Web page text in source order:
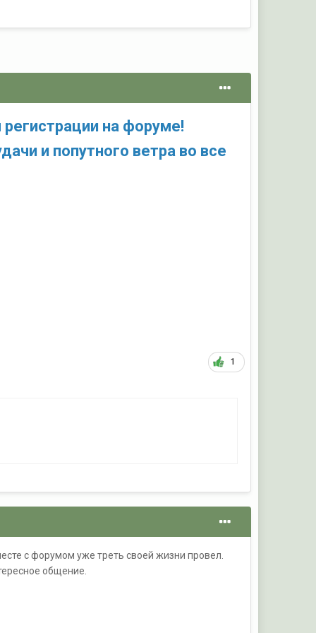
на форуме!
и попутного ветра во все
1
с форумом уже треть своей жизни провел.
общение.